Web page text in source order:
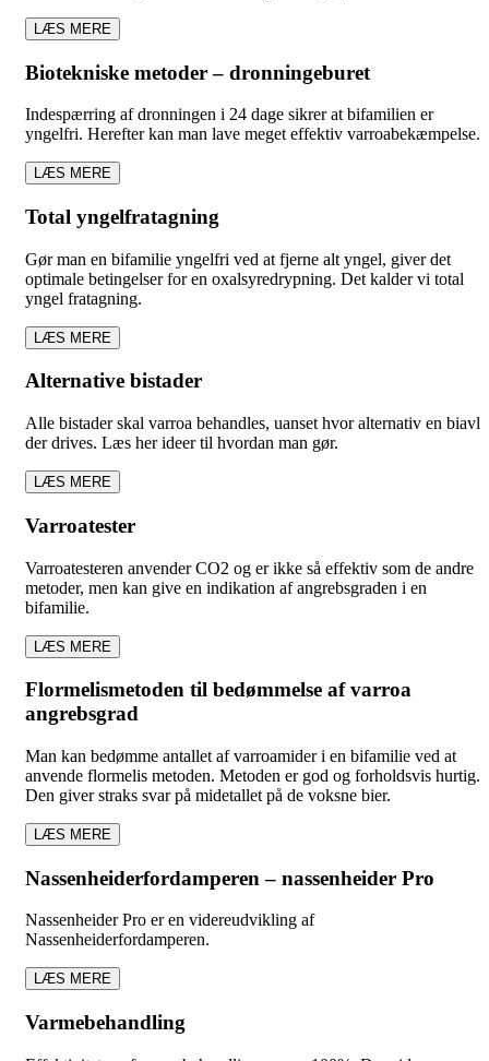
LÆS MERE
Biotekniske metoder – dronningeburet
Indespærring af dronningen i 24 dage sikrer at bifamilien er
yngelfri. Herefter kan man lave meget effektiv varroabekæmpelse.
LÆS MERE
Total yngelfratagning
Gør man en bifamilie yngelfri ved at fjerne alt yngel, giver det
optimale betingelser for en oxalsyredrypning. Det kalder vi total
yngel fratagning.
LÆS MERE
Alternative bistader
Alle bistader skal varroa behandles, uanset hvor alternativ en biavl
der drives. Læs her ideer til hvordan man gør.
LÆS MERE
Varroatester
Varroatesteren anvender CO2 og er ikke så effektiv som de andre
metoder, men kan give en indikation af angrebsgraden i en
bifamilie.
LÆS MERE
Flormelismetoden til bedømmelse af varroa
angrebsgrad
Man kan bedømme antallet af varroamider i en bifamilie ved at
anvende flormelis metoden. Metoden er god og forholdsvis hurtig.
Den giver straks svar på midetallet på de voksne bier.
LÆS MERE
Nassenheiderfordamperen – nassenheider Pro
Nassenheider Pro er en videreudvikling af
Nassenheiderfordamperen.
LÆS MERE
Varmebehandling